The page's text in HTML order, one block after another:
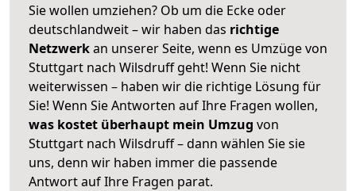
Sie wollen umziehen? Ob um die Ecke oder
deutschlandweit – wir haben das richtige
Netzwerkan unserer Seite, wenn es Umzüge von
Stuttgart nach Wilsdruff geht! Wenn Sie nicht
weiterwissen – haben wir die richtige Lösung für
Sie! Wenn Sie Antworten auf Ihre Fragen wollen,
was kostet überhaupt mein Umzug von
Stuttgart nach Wilsdruff – dann wählen Sie sie
uns, denn wir haben immer die passende
Antwort auf Ihre Fragen parat.